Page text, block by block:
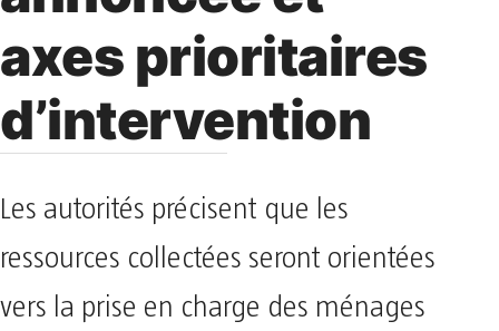
axes prioritaires
d’intervention
Les autorités précisent que les
ressources collectées seront orientées
vers la prise en charge des ménages